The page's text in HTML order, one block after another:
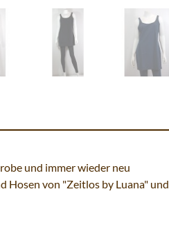
und immer wieder neu
Hosen von "Zeitlos by Luana" und